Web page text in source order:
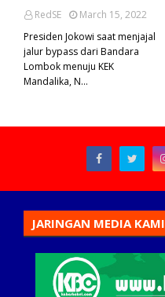
RedSE
March 15, 2022
Presiden Jokowi saat menjajal
jalur bypass dari Bandara
Lombok menuju KEK
Mandalika, N…
JARINGAN MEDIA KAMI